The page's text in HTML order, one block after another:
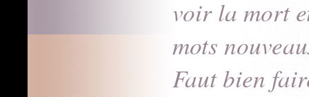
voir la mort
mots
Faut bien